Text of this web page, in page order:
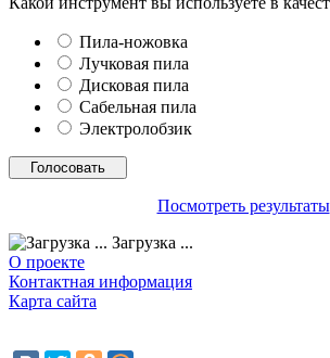
Пила-ножовка
Лучковая пила
Дисковая пила
Сабельная пила
Электролобзик
Посмотреть результаты
Загрузка ...
О проекте
Контактная информация
Карта сайта